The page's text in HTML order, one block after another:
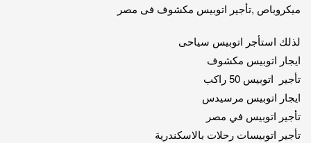
ميكروباص ,تأجير اتوبيس مكشوف فى مصر
لذلك استأجر اتوبيس سياحى
ايجار اتوبيس مكشوف
تأجير اتوبيس 50 راكب
ايجار اتوبيس مرسيدس
تأجير اتوبيس في مصر
تأجير اتوبيسات رحلات بالاسكندرية